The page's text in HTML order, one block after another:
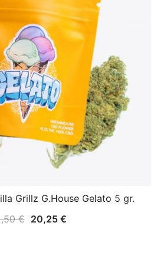
Grillz G.House Gelato 5 gr.
€ 20,25 €